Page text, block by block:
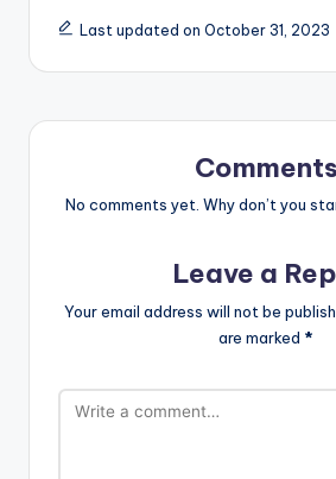
Last updated on October 31, 2023
Comments
No comments yet. Why don’t you
Leave a
Your email address will not be
are marked *